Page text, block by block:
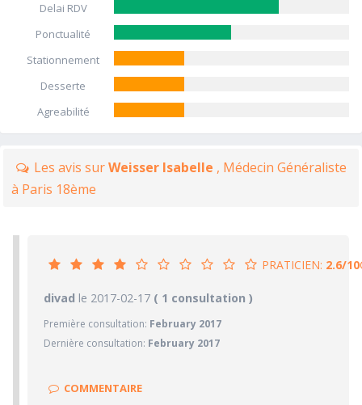
Delai RDV
Ponctualité
Stationnement
Desserte
Agreabilité
Les avis surWeisser Isabelle , Médecin Généraliste
à Paris 18ème
PRATICIEN: 2.6/10
PRATICIEN2.6/10
1/10 Confiance accordée
1/10 Sympathie
divad le 2017-02-17 ( 1 consultation )
Première consultation: February 2017
Dernière consultation: February 2017
COMMENTAIRE